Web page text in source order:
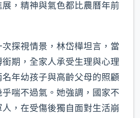
，精神與氣色都比農曆年前
探視情景，林岱樺坦言，當
期，全家人承受生理與心理
年幼孩子與高齡父母的照顧
喘不過氣。她強調，國家不
，在受傷後獨自面對生活崩